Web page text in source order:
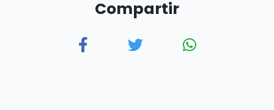
Compartir